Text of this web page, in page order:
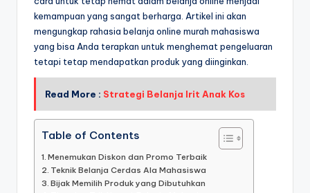
kemampuan yang sangat berharga. Artikel ini akan
mengungkap rahasia belanja online murah mahasiswa
yang bisa Anda terapkan untuk menghemat pengeluaran
tetapi tetap mendapatkan produk yang diinginkan.
Read More : Strategi Belanja Irit Anak Kos
Table of Contents
Menemukan Diskon dan Promo Terbaik
Teknik Belanja Cerdas Ala Mahasiswa
Bijak Memilih Produk yang Dibutuhkan